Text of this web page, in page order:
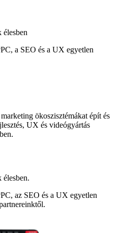
élesben
a SEO és a UX egyetlen
ökoszisztémákat épít és
UX és videógyártás
az SEO és a UX egyetlen